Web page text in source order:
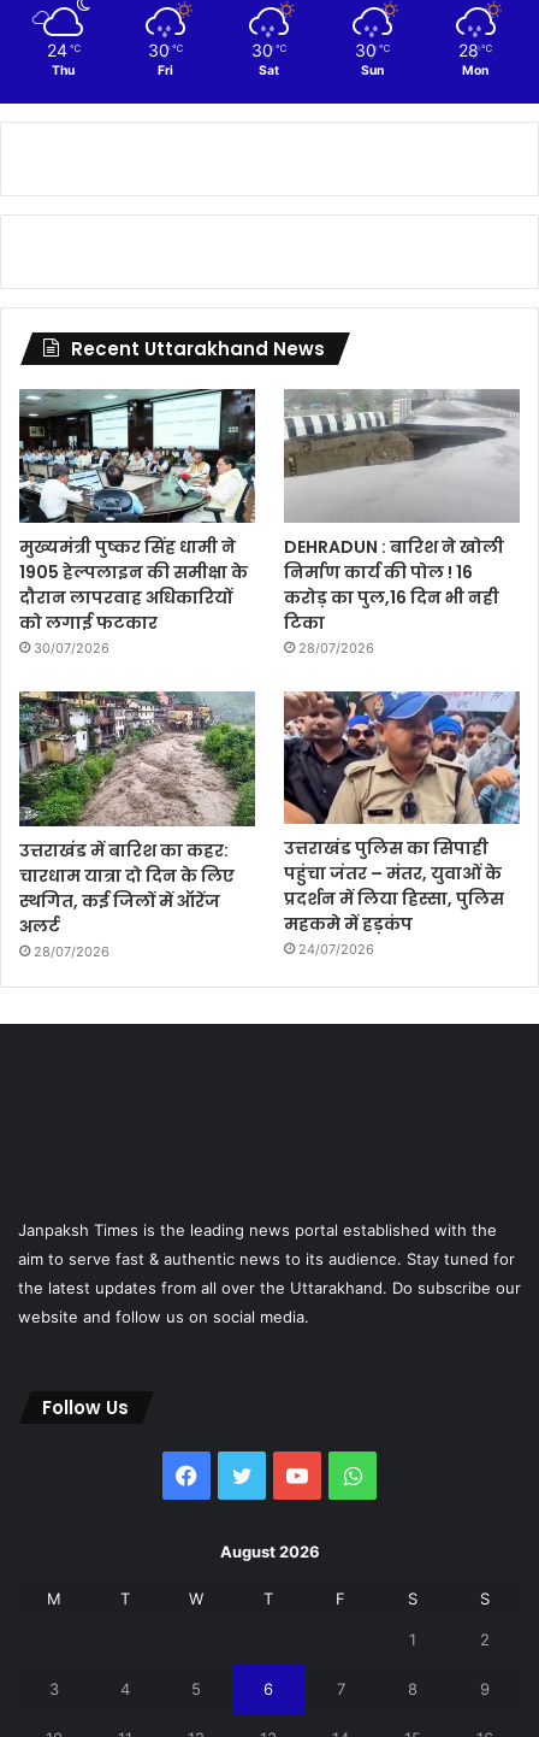
24 ℃
Thu
30 ℃
Fri
30 ℃
Sat
30 ℃
Sun
28 ℃
Mon
Recent Uttarakhand News
मुख्यमंत्री पुष्कर सिंह धामी ने
1905 हेल्पलाइन की समीक्षा के
दौरान लापरवाह अधिकारियों
को लगाई फटकार
30/07/2026
DEHRADUN : बारिश ने खोली
निर्माण कार्य की पोल ! 16
करोड़ का पुल,16 दिन भी नही
टिका
28/07/2026
उत्तराखंड में बारिश का कहर:
चारधाम यात्रा दो दिन के लिए
स्थगित, कई जिलों में ऑरेंज
अलर्ट
28/07/2026
उत्तराखंड पुलिस का सिपाही
पहुंचा जंतर – मंतर, युवाओं के
प्रदर्शन में लिया हिस्सा, पुलिस
महकमे में हड़कंप
24/07/2026
Janpaksh Times is the leading news portal established with the
aim to serve fast & authentic news to its audience. Stay tuned for
the latest updates from all over the Uttarakhand. Do subscribe our
website and follow us on social media.
Follow Us
Facebook
Twitter YouTubeWhatsApp
August 2026
M T W T F S S
1 2
3 4 5 6 7 8 9